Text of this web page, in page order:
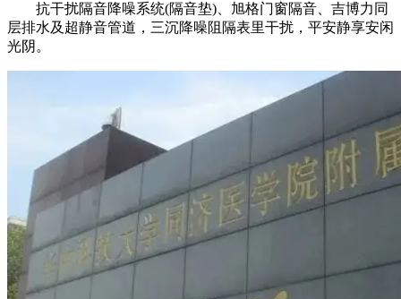
抗干扰隔音降噪系统(隔音垫)、旭格门窗隔音、吉博力同
层排水及超静音管道，三沉降噪阻隔表里干扰，平安静享安闲
光阴。